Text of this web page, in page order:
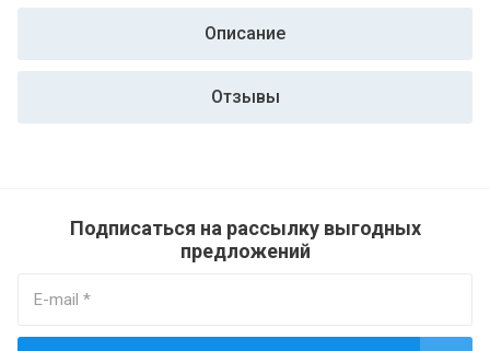
Описание
Отзывы
Подписаться на рассылку выгодных
предложений